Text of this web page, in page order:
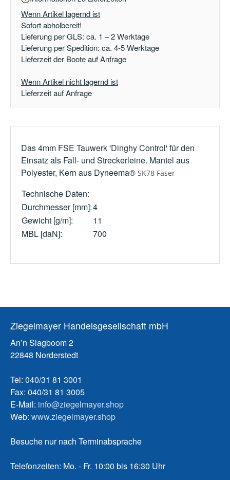
Wenn Artikel lagernd ist
Sofort abholbereit!
Lieferung per GLS: ca. 1 – 2 Werktage
Lieferung per Spedition: ca. 4-5 Werktage
Lieferzeit der Boote auf Anfrage
Wenn Artikel nicht lagernd ist
Lieferzeit auf Anfrage
Das 4mm FSE Tauwerk 'Dinghy Control' für den
Einsatz als Fall- und Streckerleine. Mantel aus
Polyester, Kern aus Dyneema® SK78 Faser
Technische Daten:
Durchmesser [mm]:4
Gewicht [g/m]:
11
MBL [daN]:
700
Ziegelmayer Handelsgesellschaft mbH
An’n Slagboom 2
22848 Norderstedt
Tel: 040/31 81 3001
Fax: 040/31 81 3005
E-Mail: info@ziegelmayer.shop
Web: www.ziegelmayer.shop
Besuche nur nach Terminabsprache
Telefonzeiten: Mo. - Fr. 10:00 bis 16:30 Uhr